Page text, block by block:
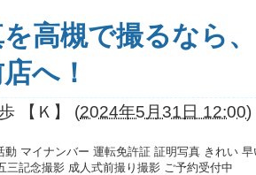
高槻で撮るなら
へ！
【Ｋ】 (2024年5月31日 12:00)
動 マイナンバー 運転免許証 証明写真 きれい
三記念撮影 成人式前撮り撮影 ご予約受付中